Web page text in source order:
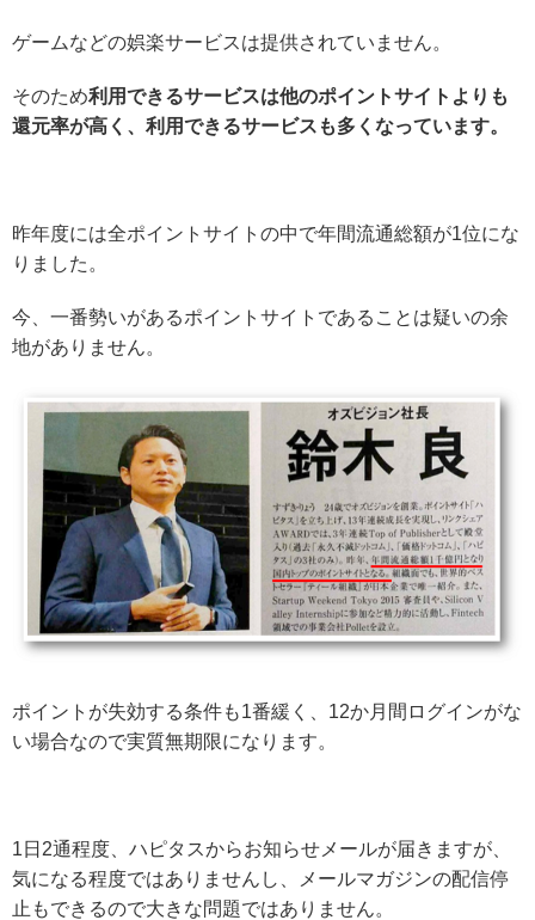
ゲームなどの娯楽サービスは提供されていません。
そのため利用できるサービスは他のポイントサイトよりも
還元率が高く、利用できるサービスも多くなっています。
昨年度には全ポイントサイトの中で年間流通総額が1位にな
りました。
今、一番勢いがあるポイントサイトであることは疑いの余
地がありません。
ポイントが失効する条件も1番緩く、12か月間ログインがな
い場合なので実質無期限になります。
1日2通程度、ハピタスからお知らせメールが届きますが、
気になる程度ではありませんし、メールマガジンの配信停
止もできるので大きな問題ではありません。